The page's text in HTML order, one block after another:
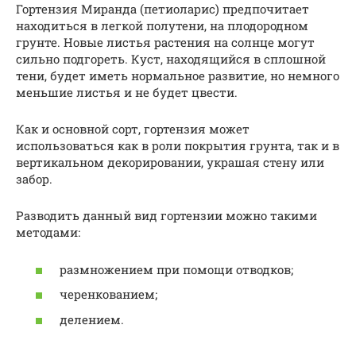
Гортензия Миранда (петиоларис) предпочитает
находиться в легкой полутени, на плодородном
грунте. Новые листья растения на солнце могут
сильно подгореть. Куст, находящийся в сплошной
тени, будет иметь нормальное развитие, но немного
меньшие листья и не будет цвести.
Как и основной сорт, гортензия может
использоваться как в роли покрытия грунта, так и в
вертикальном декорировании, украшая стену или
забор.
Разводить данный вид гортензии можно такими
методами:
размножением при помощи отводков;
черенкованием;
делением.